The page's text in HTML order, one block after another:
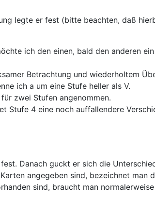
legte er fest (bitte beachten, daß
ich den einen, bald den anderen
Betrachtung und wiederholtem
ich a um eine Stufe heller als V.
zwei Stufen angenommen.
Stufe 4 eine noch auffallendere
Danach guckt er sich die
angegeben sind, bezeichnet man
sind, braucht man